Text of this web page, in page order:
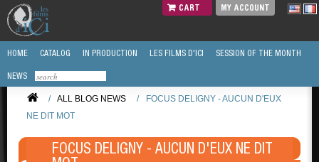
CART MY ACCOUNT
HOME CATALOG IN PRODUCTION LES FILMS D'ICI SESSION OF THE MONTH
NEWS
/ ALL BLOG NEWS /
FOCUS DELIGNY - AUCUN D'EUX
NE DIT MOT
FOCUS DELIGNY - AUCUN D'EUX NE DIT